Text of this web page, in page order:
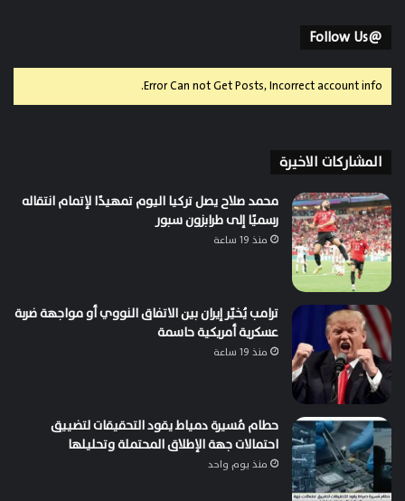
@Follow Us
Error Can not Get Posts, Incorrect account info.
المشاركات الاخيرة
محمد صلاح يصل تركيا اليوم تمهيدًا لإتمام انتقاله
رسميًا إلى طرابزون سبور
منذ 19 ساعة
ترامب يُخيّر إيران بين الاتفاق النووي أو مواجهة ضربة
عسكرية أمريكية حاسمة
منذ 19 ساعة
حطام مُسيرة دمياط يقود التحقيقات لتضييق
احتمالات جهة الإطلاق المحتملة وتحليلها
منذ يوم واحد